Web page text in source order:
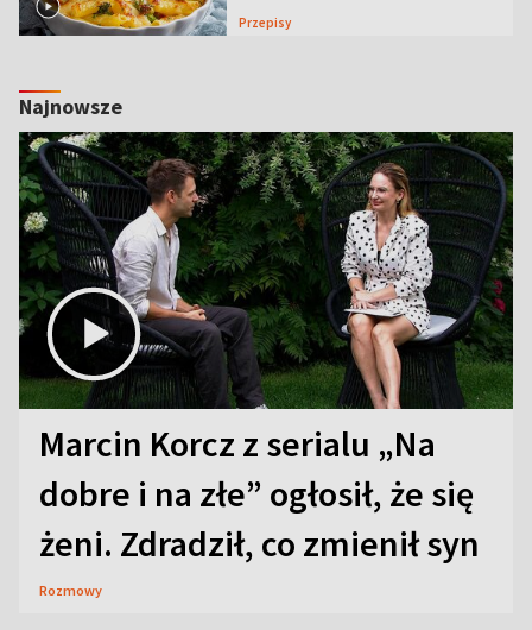
Przepisy
Najnowsze
Marcin Korcz z serialu „Na
dobre i na złe” ogłosił, że się
żeni. Zdradził, co zmienił syn
Rozmowy